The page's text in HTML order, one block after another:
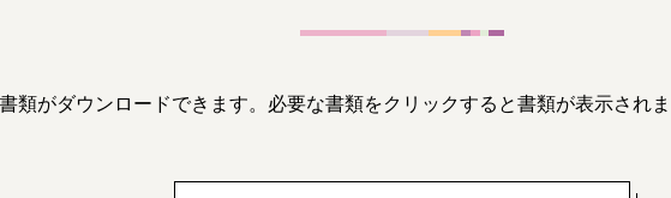
類がダウンロードできます。 必要な書類をクリックすると書類が表示され